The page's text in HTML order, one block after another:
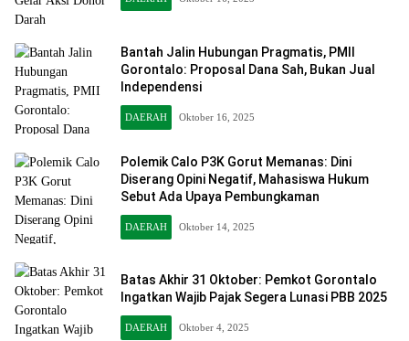
Bantah Jalin Hubungan Pragmatis, PMII
Gorontalo: Proposal Dana Sah, Bukan Jual
Independensi
DAERAH Oktober 16, 2025
Polemik Calo P3K Gorut Memanas: Dini
Diserang Opini Negatif, Mahasiswa Hukum
Sebut Ada Upaya Pembungkaman
DAERAH Oktober 14, 2025
Batas Akhir 31 Oktober: Pemkot Gorontalo
Ingatkan Wajib Pajak Segera Lunasi PBB 2025
DAERAH Oktober 4, 2025